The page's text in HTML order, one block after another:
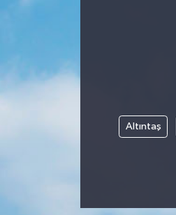
Altıntaş
Teknoloji